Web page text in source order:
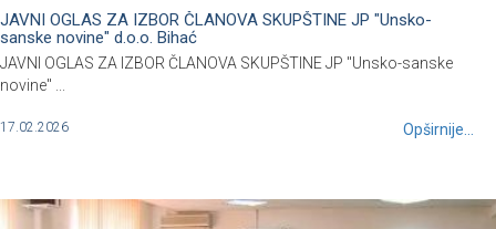
JAVNI OGLAS ZA IZBOR ČLANOVA SKUPŠTINE JP "Unsko-
sanske novine" d.o.o. Bihać
JAVNI OGLAS ZA IZBOR ČLANOVA SKUPŠTINE JP "Unsko-sanske
novine" ...
17.02.2026 Opširnije...